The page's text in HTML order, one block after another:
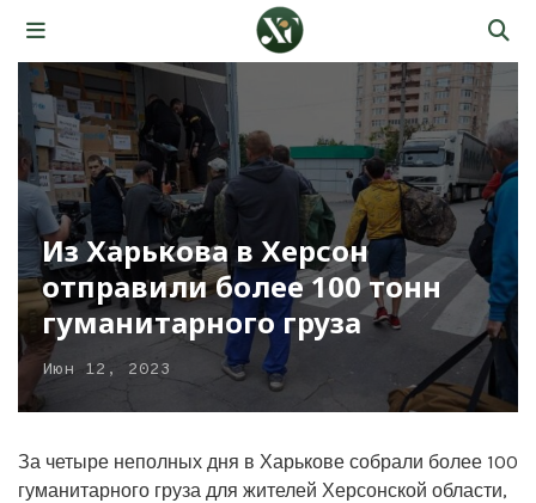
Из Харькова в Херсон
отправили более 100 тонн
гуманитарного груза
Июн 12, 2023
За четыре неполных дня в Харькове собрали более 100
гуманитарного груза для жителей Херсонской области,